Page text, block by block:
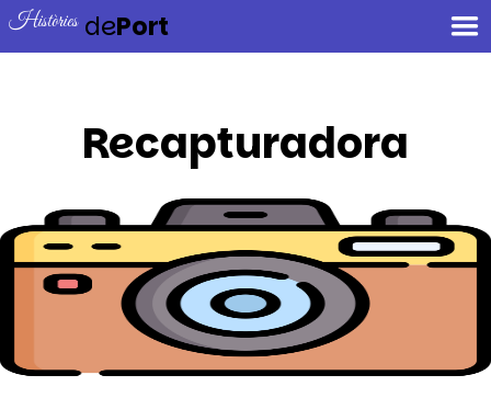
HistòriesdePort
Recapturadora